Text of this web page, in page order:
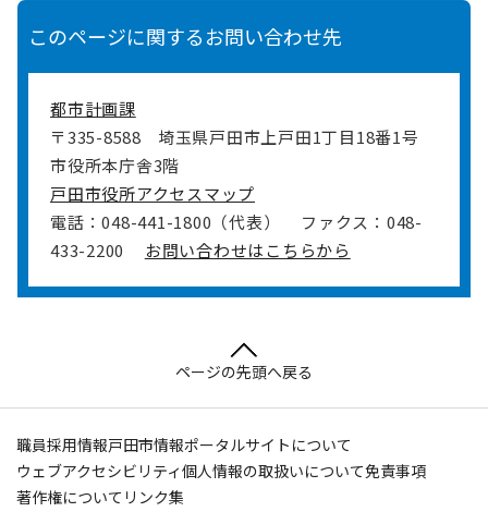
このページに関するお問い合わせ先
都市計画課
〒335-8588
埼玉県戸田市上戸田1丁目18番1号
市役所本庁舎3階
戸田市役所アクセスマップ
電話：048-441-1800（代表）
ファクス：048-
433-2200
お問い合わせはこちらから
ページの先頭へ戻る
職員採用情報戸田市情報ポータルサイトについて
ウェブアクセシビリティ個人情報の取扱いについて免責事項
著作権について リンク集